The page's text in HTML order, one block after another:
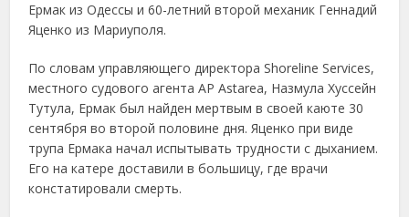
Ермак из Одессы и 60-летний второй механик Геннадий
Яценко из Мариуполя.
По словам управляющего директора Shoreline Services,
местного судового агента AP Astarea, Назмула Хуссейн
Тутула, Ермак был найден мертвым в своей каюте 30
сентября во второй половине дня. Яценко при виде
трупа Ермака начал испытывать трудности с дыханием.
Его на катере доставили в большицу, где врачи
констатировали смерть.